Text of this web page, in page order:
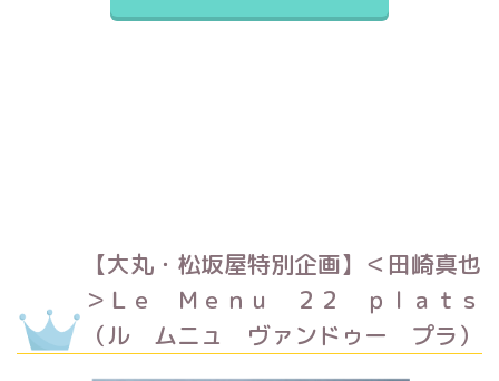
【大丸・松坂屋特別企画】＜田崎真也
＞Ｌｅ Ｍｅｎｕ ２２ ｐｌａｔｓ
（ル ムニュ ヴァンドゥー プラ）